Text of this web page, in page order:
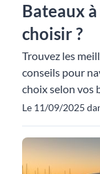
Bateaux
choisir ?
Trouvez les
conseils pour
choix selon vos
Le 11/09/2025